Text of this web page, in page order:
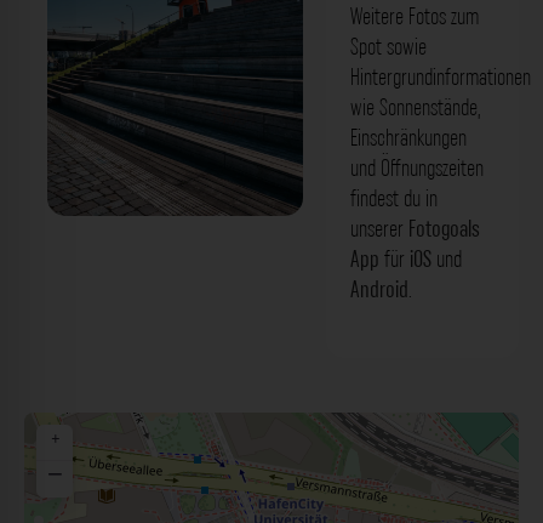
Weitere Fotos zum
Spot sowie
Hintergrundinformationen
wie Sonnenstände,
Einschränkungen
und Öffnungszeiten
findest du in
unserer Fotogoals
App für iOS und
Android.
+
−